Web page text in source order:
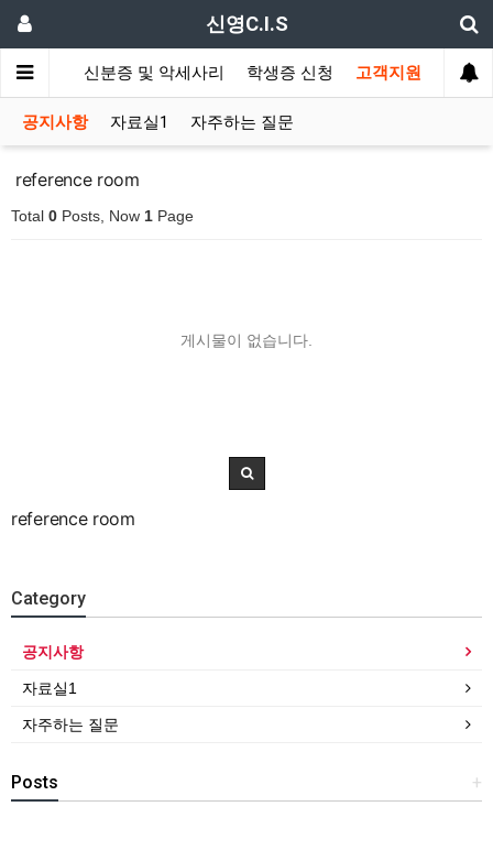
신영C.I.S
발급기 신분증 및 악세사리 학생증 신청 고객지원
공지사항 자료실1 자주하는 질문
reference room
Total 0 Posts, Now 1 Page
게시물이 없습니다.
reference room
Category
공지사항
자료실1
자주하는 질문
+
Posts